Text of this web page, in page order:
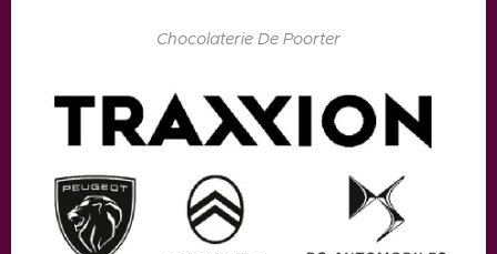
Chocolaterie De Poorter